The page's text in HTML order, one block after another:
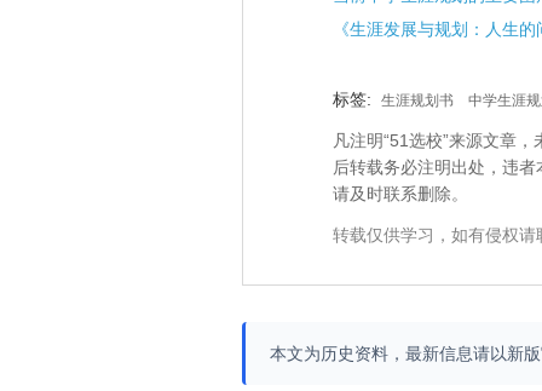
标签: 生涯规划书 中学生涯
凡注明“51选校”来源文章
后转载务必注明出处，违
请及时联系删除。
转载仅供学习，如有侵权
本文为历史资料，最新信息请以新